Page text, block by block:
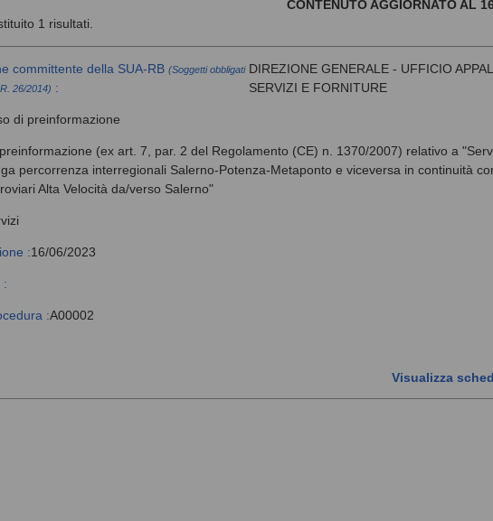
CONTENUTO AGGIORNATO AL
1 risultati.
committente della SUA-RB (Soggetti obbligati
26/2014) :
DIREZIONE GENERALE - UFFICIO
SERVIZI E FORNITURE
di preinformazione
(ex art. 7, par. 2 del Regolamento (CE) n. 1370/2007) relativo a
percorrenza interregionali Salerno-Potenza-Metaponto e viceversa in continuità
Alta Velocità da/verso Salerno"
:16/06/2023
:
:A00002
Visualizza